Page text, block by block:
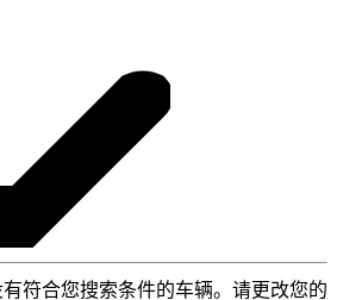
符合您搜索条件的车辆。请更改您的